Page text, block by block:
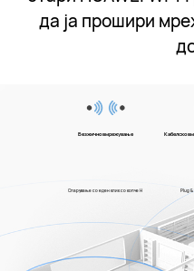
да ја прошири
Безжично вмрежување
Спарување со еден клик со копче H
Кабелско
Plug &